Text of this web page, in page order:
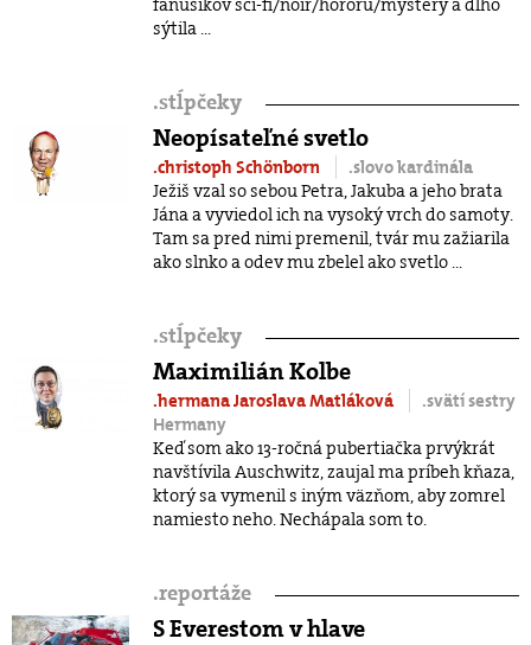
fanúšikov sci-fi/noir/hororu/mystery a dlho
sýtila ...
.stĺpčeky
Neopísateľné svetlo
.christoph Schönborn
.slovo kardinála
Ježiš vzal so sebou Petra, Jakuba a jeho brata
Jána a vyviedol ich na vysoký vrch do samoty.
Tam sa pred nimi premenil, tvár mu zažiarila
ako slnko a odev mu zbelel ako svetlo ...
.stĺpčeky
Maximilián Kolbe
.hermana Jaroslava Matláková
.svätí sestry
Hermany
Keď som ako 13-ročná pubertiačka prvýkrát
navštívila Auschwitz, zaujal ma príbeh kňaza,
ktorý sa vymenil s iným väzňom, aby zomrel
namiesto neho. Nechápala som to.
.reportáže
S Everestom v hlave